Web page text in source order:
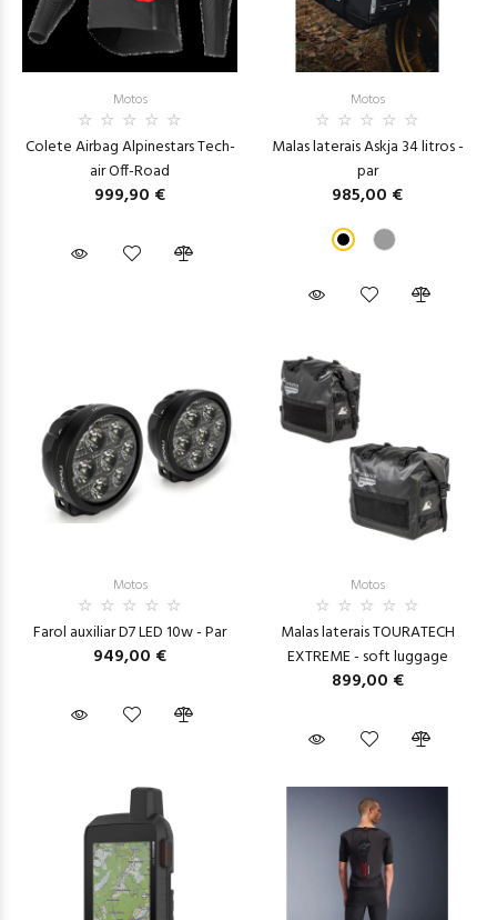
Motos
Colete Airbag Alpinestars Tech-
air Off-Road
999,90 €
Motos
Malas laterais Askja 34 litros -
par
985,00 €
Motos
Farol auxiliar D7 LED 10w - Par
949,00 €
Motos
Malas laterais TOURATECH
EXTREME - soft luggage
899,00 €